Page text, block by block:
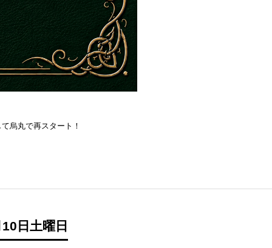
烏丸で再スタート！
日土曜日